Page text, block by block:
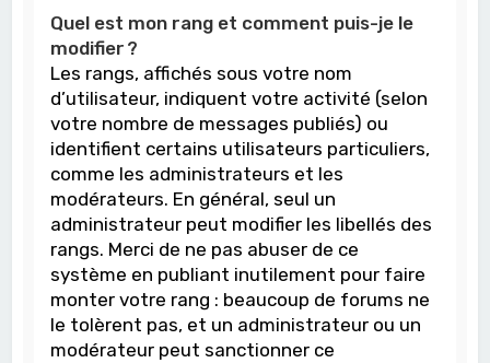
Quel est mon rang et comment puis-je le
modifier ?
Les rangs, affichés sous votre nom
d’utilisateur, indiquent votre activité (selon
votre nombre de messages publiés) ou
identifient certains utilisateurs particuliers,
comme les administrateurs et les
modérateurs. En général, seul un
administrateur peut modifier les libellés des
rangs. Merci de ne pas abuser de ce
système en publiant inutilement pour faire
monter votre rang : beaucoup de forums ne
le tolèrent pas, et un administrateur ou un
modérateur peut sanctionner ce